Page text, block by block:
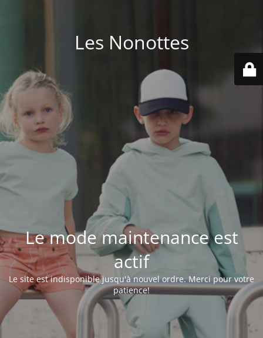
Les Nonottes
Le mode maintenance est
actif
Le site est indisponible jusqu'à nouvel ordre. Merci pour votre
patience!